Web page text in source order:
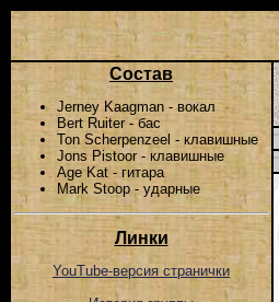
Состав
Jerney Kaagman - вокал
Bert Ruiter - бас
Ton Scherpenzeel - клавишные
Jons Pistoor - клавишные
Age Kat - гитара
Mark Stoop - ударные
Линки
YouTube-версия странички